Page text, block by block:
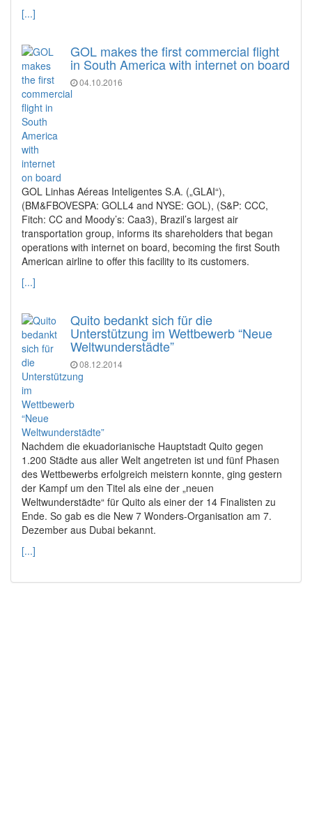
[...]
GOL makes the first commercial flight
in South America with internet on board
04.10.2016
GOL Linhas Aéreas Inteligentes S.A. („GLAI“),
(BM&FBOVESPA: GOLL4 and NYSE: GOL), (S&P: CCC,
Fitch: CC and Moody’s: Caa3), Brazil’s largest air
transportation group, informs its shareholders that began
operations with internet on board, becoming the first South
American airline to offer this facility to its customers.
[...]
Quito bedankt sich für die
Unterstützung im Wettbewerb “Neue
Weltwunderstädte”
08.12.2014
Nachdem die ekuadorianische Hauptstadt Quito gegen
1.200 Städte aus aller Welt angetreten ist und fünf Phasen
des Wettbewerbs erfolgreich meistern konnte, ging gestern
der Kampf um den Titel als eine der „neuen
Weltwunderstädte“ für Quito als einer der 14 Finalisten zu
Ende. So gab es die New 7 Wonders-Organisation am 7.
Dezember aus Dubai bekannt.
[...]